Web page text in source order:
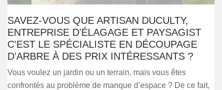
SAVEZ-VOUS QUE ARTISAN DUCULTY,
ENTREPRISE D'ÉLAGAGE ET PAYSAGIST
C'EST LE SPÉCIALISTE EN DÉCOUPAGE
D’ARBRE À DES PRIX INTÉRESSANTS ?
Vous voulez un jardin ou un terrain, mais vous êtes
confrontés au problème de manque d’espace ? De ce fait,